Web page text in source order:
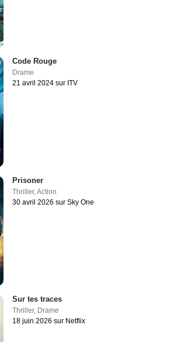
Code Rouge
Drame
21 avril 2024 sur ITV
Prisoner
Thriller,Action
30 avril 2026 sur Sky One
Sur tes traces
Thriller, Drame
18 juin 2026 sur Netflix